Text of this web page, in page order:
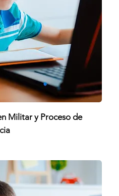
Militar y Proceso de